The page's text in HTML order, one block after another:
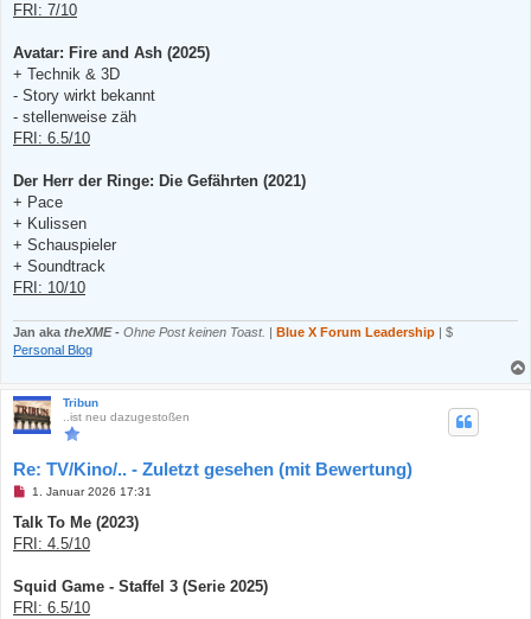
FRI: 7/10
Avatar: Fire and Ash (2025)
+ Technik & 3D
- Story wirkt bekannt
- stellenweise zäh
FRI: 6.5/10
Der Herr der Ringe: Die Gefährten (2021)
+ Pace
+ Kulissen
+ Schauspieler
+ Soundtrack
FRI: 10/10
Jan aka theXME- Ohne Post keinen Toast. | Blue X Forum Leadership | $
Personal Blog
Tribun
..ist neu dazugestoßen
Re: TV/Kino/.. - Zuletzt gesehen (mit Bewertung)
U
g
l
e
n
1. Januar 2026 17:31
Talk To Me (2023)
FRI: 4.5/10
Squid Game - Staffel 3 (Serie 2025)
FRI: 6.5/10